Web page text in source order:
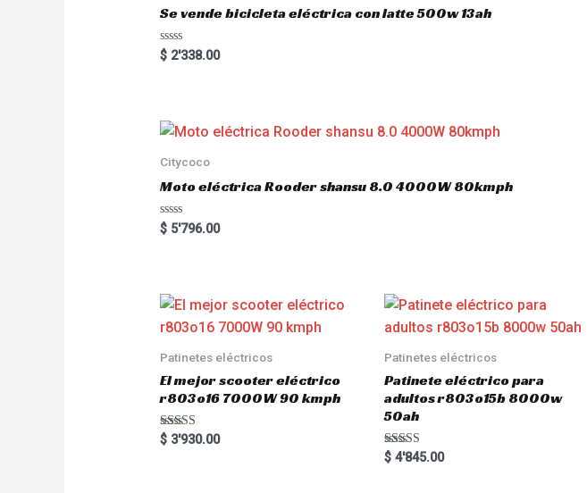
f
5
Se vende bicicleta eléctrica con latte 500w 13ah
R
a
o
u
o
f
5
$2'338.00
Citycoco
Moto eléctrica Rooder shansu 8.0 4000W 80kmph
R
a
o
u
o
5
$5'796.00
Patinetes eléctricos
El mejor scooter eléctrico
r803o16 7000W 90 kmph
Rated
5.00
$3'930.00
Patinetes eléctricos
Patinete eléctrico para
adultos r803o15b 8000w
50ah
Rated
5.00
$ 4'845.00